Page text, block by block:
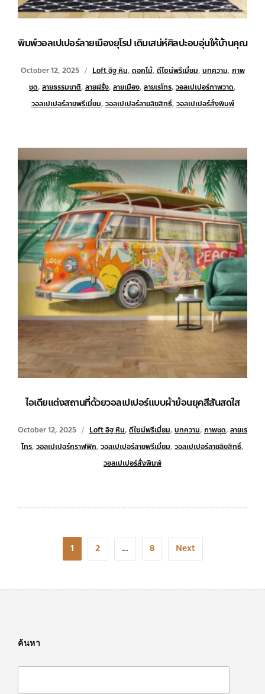
พิมพ์วอลเปเปอร์ลายเมืองยุโรป เติมเสน่ห์ศิลปะอบอุ่นให้บ้านคุณ
October 12, 2025 Loft อิฐ หิน, ดอกไม้, ดีไซน์พรีเมี่ยม, บทความ, ภาพ
ชุด, ลายธรรมชาติ, ลายฝรั่ง, ลายเมือง, ลายเรโทร, วอลเปเปอร์ภาพวาด,
วอลเปเปอร์ลายพรีเมี่ยม, วอลเปเปอร์ลายลิขสิทธิ์, วอลเปเปอร์สั่งพิมพ์
ไอเดียแต่งสถานที่ด้วยวอลเปเปอร์แบบผ้าย้อนยุคสีสันสดใส
October 12, 2025 Loft อิฐ หิน, ดีไซน์พรีเมี่ยม, บทความ, ภาพชุด, ลายเร
โทร, วอลเปเปอร์กราฟฟิก, วอลเปเปอร์ลายพรีเมี่ยม, วอลเปเปอร์ลายลิขสิทธิ์,
วอลเปเปอร์สั่งพิมพ์
1 2 … 8 Next
ค้นหา